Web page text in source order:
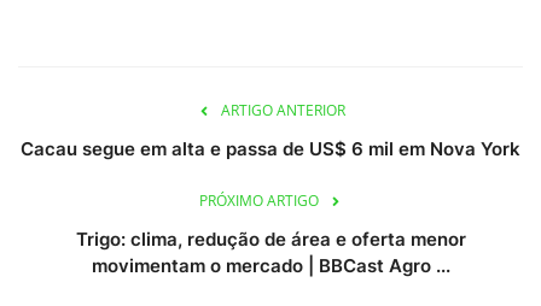
ARTIGO ANTERIOR
Cacau segue em alta e passa de US$ 6 mil em Nova York
PRÓXIMO ARTIGO
Trigo: clima, redução de área e oferta menor
movimentam o mercado | BBCast Agro ...